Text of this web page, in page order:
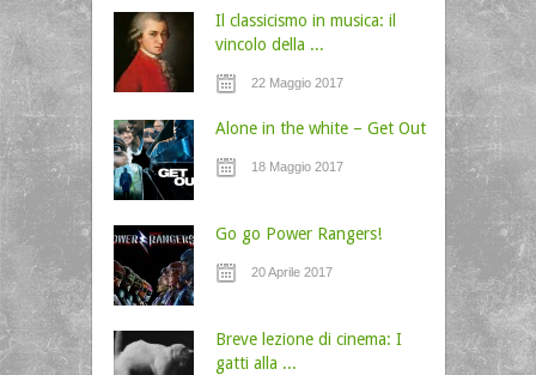
Il classicismo in musica: il
vincolo della ...
22 Maggio 2017
Alone in the white – Get Out
18 Maggio 2017
Go go Power Rangers!
20 Aprile 2017
Breve lezione di cinema: I
gatti alla ...